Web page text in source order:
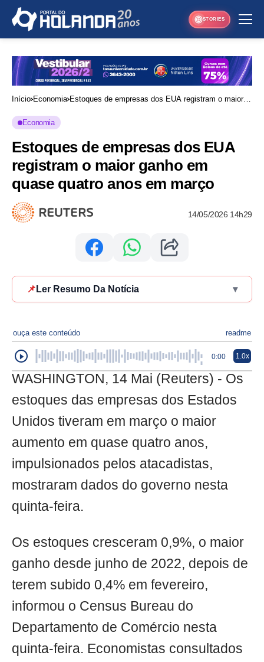
STORIES
Início Economia Estoques de empresas dos EUA registram o maior
Economia
Estoques de empresas dos EUA
registram o maior ganho em
quase quatro anos em março
14/05/2026 14h29
📌 Ler Resumo Da Notícia ▾
ouça este conteúdo readme
0:00 1.0x
WASHINGTON, 14 Mai (Reuters) - Os
estoques das empresas dos Estados
Unidos tiveram em março o maior
aumento em quase quatro anos,
impulsionados pelos atacadistas,
mostraram dados do governo nesta
quinta-feira.
Os estoques cresceram 0,9%, o maior
ganho desde junho de 2022, depois de
terem subido 0,4% em fevereiro,
informou o Census Bureau do
Departamento de Comércio nesta
quinta-feira. Economistas consultados